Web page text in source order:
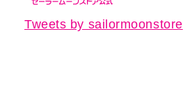
Tweets by sailormoonstore